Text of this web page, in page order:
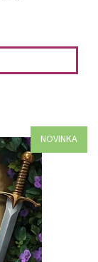
NOVINKA
ani tolik o
svíček je